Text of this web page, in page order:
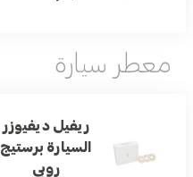
معطر سيارة
ريفيل ديفيوزر
السيارة برستيج
روبي